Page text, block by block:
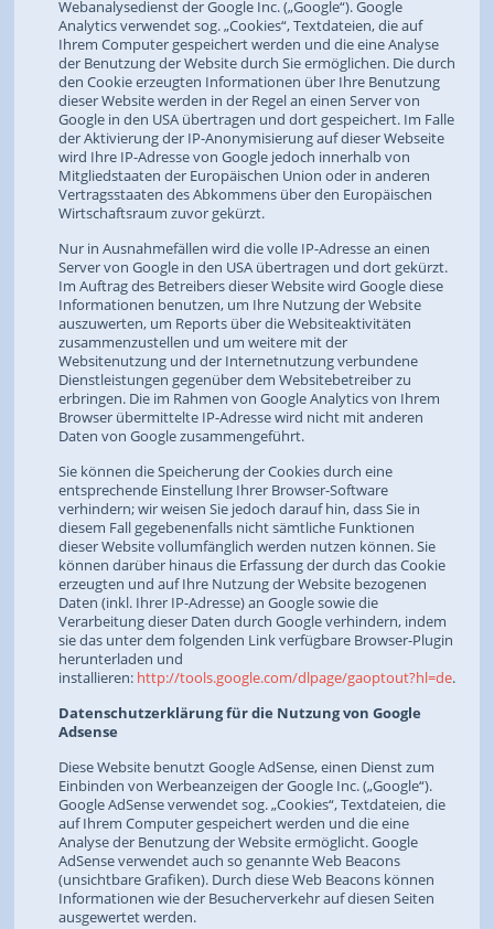
Webanalysedienst der Google Inc. („Google“). Google
Analytics verwendet sog. „Cookies“, Textdateien, die auf
Ihrem Computer gespeichert werden und die eine Analyse
der Benutzung der Website durch Sie ermöglichen. Die durch
den Cookie erzeugten Informationen über Ihre Benutzung
dieser Website werden in der Regel an einen Server von
Google in den USA übertragen und dort gespeichert. Im Falle
der Aktivierung der IP-Anonymisierung auf dieser Webseite
wird Ihre IP-Adresse von Google jedoch innerhalb von
Mitgliedstaaten der Europäischen Union oder in anderen
Vertragsstaaten des Abkommens über den Europäischen
Wirtschaftsraum zuvor gekürzt.
Nur in Ausnahmefällen wird die volle IP-Adresse an einen
Server von Google in den USA übertragen und dort gekürzt.
Im Auftrag des Betreibers dieser Website wird Google diese
Informationen benutzen, um Ihre Nutzung der Website
auszuwerten, um Reports über die Websiteaktivitäten
zusammenzustellen und um weitere mit der
Websitenutzung und der Internetnutzung verbundene
Dienstleistungen gegenüber dem Websitebetreiber zu
erbringen. Die im Rahmen von Google Analytics von Ihrem
Browser übermittelte IP-Adresse wird nicht mit anderen
Daten von Google zusammengeführt.
Sie können die Speicherung der Cookies durch eine
entsprechende Einstellung Ihrer Browser-Software
verhindern; wir weisen Sie jedoch darauf hin, dass Sie in
diesem Fall gegebenenfalls nicht sämtliche Funktionen
dieser Website vollumfänglich werden nutzen können. Sie
können darüber hinaus die Erfassung der durch das Cookie
erzeugten und auf Ihre Nutzung der Website bezogenen
Daten (inkl. Ihrer IP-Adresse) an Google sowie die
Verarbeitung dieser Daten durch Google verhindern, indem
sie das unter dem folgenden Link verfügbare Browser-Plugin
herunterladen und
installieren: http://tools.google.com/dlpage/gaoptout?hl=de.
Datenschutzerklärung für die Nutzung von Google
Adsense
Diese Website benutzt Google AdSense, einen Dienst zum
Einbinden von Werbeanzeigen der Google Inc. („Google“).
Google AdSense verwendet sog. „Cookies“, Textdateien, die
auf Ihrem Computer gespeichert werden und die eine
Analyse der Benutzung der Website ermöglicht. Google
AdSense verwendet auch so genannte Web Beacons
(unsichtbare Grafiken). Durch diese Web Beacons können
Informationen wie der Besucherverkehr auf diesen Seiten
ausgewertet werden.